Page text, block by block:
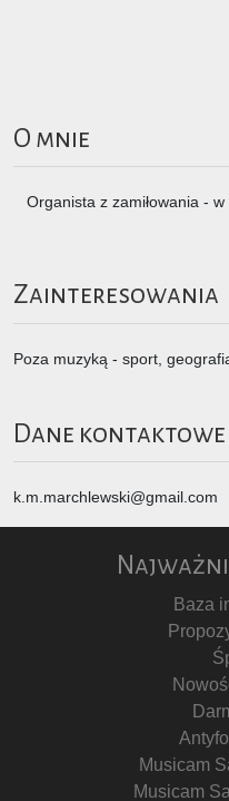
O mnie
Organista z zamiłowania -
Zainteresowania
Poza muzyką - sport,
Dane kontaktowe
k.m.marchlewski@gmail.com
Baza
Musicam
Musicam